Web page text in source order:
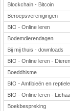
Blockchain - Bitcoin
Beroepsverenigingen
BIO - Online leren
Bodemdierendagen
Bij mij thuis - downloads
BIO - Online leren - Dieren
Boeddhisme
BIO - Amfibieën en
BIO - Online leren -
Boekbespreking